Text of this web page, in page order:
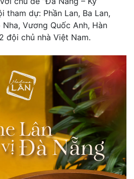
tham dự: Phần Lan, Ba Lan,
Vương Quốc Anh, Hàn
đội chủ nhà Việt Nam.